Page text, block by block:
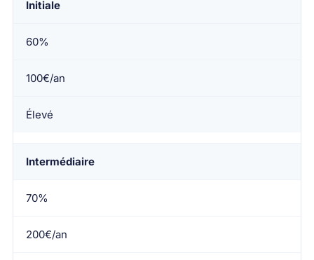
Initiale
60%
100€/an
Élevé
Intermédiaire
70%
200€/an